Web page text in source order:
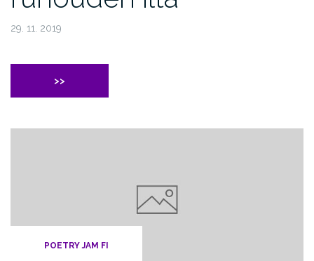
29. 11. 2019
>>
POETRY JAM FI